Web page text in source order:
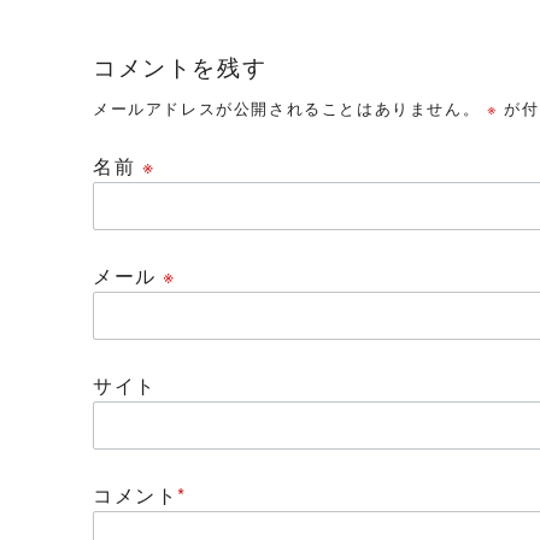
コメントを残す
メールアドレスが公開されることはありません。 ※ が
名前 ※
メール※
サイト
コメント*